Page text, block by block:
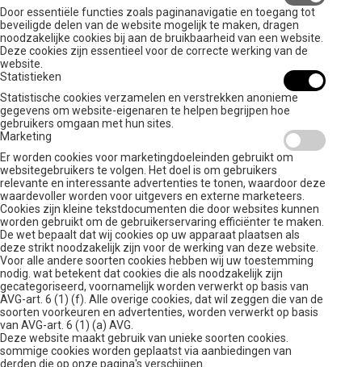
Door essentiële functies zoals paginanavigatie en toegang tot
beveiligde delen van de website mogelijk te maken, dragen
noodzakelijke cookies bij aan de bruikbaarheid van een website.
Deze cookies zijn essentieel voor de correcte werking van de
website.
Statistieken
Statistische cookies verzamelen en verstrekken anonieme
gegevens om website-eigenaren te helpen begrijpen hoe
gebruikers omgaan met hun sites.
Marketing
Er worden cookies voor marketingdoeleinden gebruikt om
websitegebruikers te volgen. Het doel is om gebruikers
relevante en interessante advertenties te tonen, waardoor deze
waardevoller worden voor uitgevers en externe marketeers.
Cookies zijn kleine tekstdocumenten die door websites kunnen
worden gebruikt om de gebruikerservaring efficiënter te maken.
De wet bepaalt dat wij cookies op uw apparaat plaatsen als
deze strikt noodzakelijk zijn voor de werking van deze website.
Voor alle andere soorten cookies hebben wij uw toestemming
nodig. wat betekent dat cookies die als noodzakelijk zijn
gecategoriseerd, voornamelijk worden verwerkt op basis van
AVG-art. 6 (1) (f). Alle overige cookies, dat wil zeggen die van de
soorten voorkeuren en advertenties, worden verwerkt op basis
van AVG-art. 6 (1) (a) AVG.
Deze website maakt gebruik van unieke soorten cookies.
sommige cookies worden geplaatst via aanbiedingen van
derden die op onze pagina's verschijnen.